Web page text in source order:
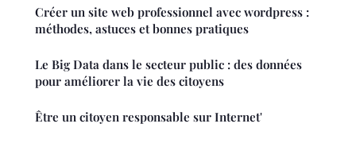
Créer un site web professionnel avec wordpress :
méthodes, astuces et bonnes pratiques
Le Big Data dans le secteur public : des données
pour améliorer la vie des citoyens
Être un citoyen responsable sur Internet'